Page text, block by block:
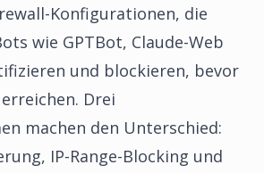
Konfigurationen, die
wie GPTBot, Claude-Web
und blockieren, bevor
Drei
machen den Unterschied:
IP-Range-Blocking und